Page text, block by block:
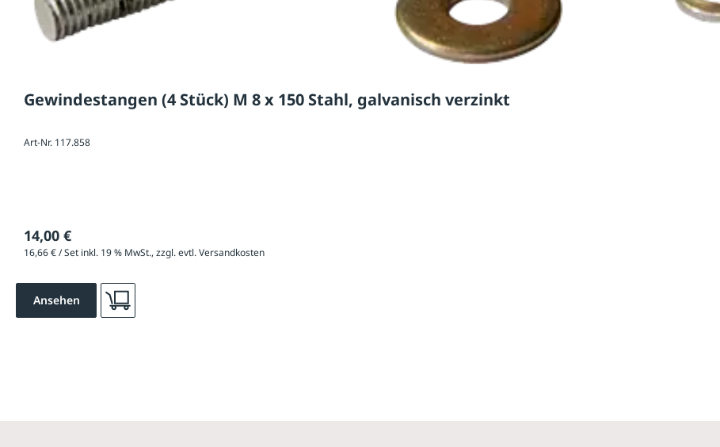
Gewindestangen (4 Stück) M 8 x 150 Stahl, galvanisch verzinkt
Art-Nr. 117.858
14,00 €
16,66 € / Set inkl. 19 % MwSt., zzgl. evtl. Versandkosten
Ansehen